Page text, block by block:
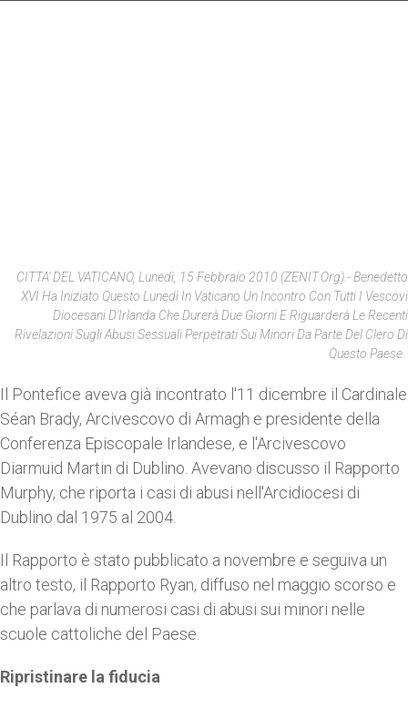
CITTA' DEL VATICANO, Lunedì, 15 Febbraio 2010 (ZENIT.org).- Benedetto
XVI Ha Iniziato Questo Lunedì In Vaticano Un Incontro Con Tutti I Vescovi
Diocesani D'Irlanda Che Durerà Due Giorni E Riguarderà Le Recenti
Rivelazioni Sugli Abusi Sessuali Perpetrati Sui Minori Da Parte Del Clero Di
Questo Paese.
Il Pontefice aveva già incontrato l'11 dicembre il Cardinale
Séan Brady, Arcivescovo di Armagh e presidente della
Conferenza Episcopale Irlandese, e l'Arcivescovo
Diarmuid Martin di Dublino. Avevano discusso il Rapporto
Murphy, che riporta i casi di abusi nell'Arcidiocesi di
Dublino dal 1975 al 2004.
Il Rapporto è stato pubblicato a novembre e seguiva un
altro testo, il Rapporto Ryan, diffuso nel maggio scorso e
che parlava di numerosi casi di abusi sui minori nelle
scuole cattoliche del Paese.
Ripristinare la fiducia